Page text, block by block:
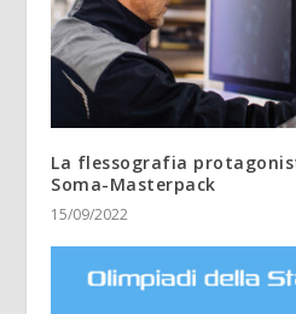
La flessografia
Soma-Masterpack
15/09/2022